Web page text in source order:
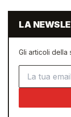
LA
Gli articoli della